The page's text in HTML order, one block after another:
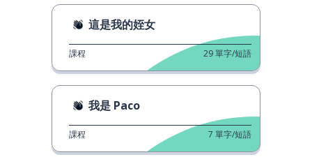
這是我的姪女
課程 29單字/短語
我是 Paco
課程 7 單字/短語